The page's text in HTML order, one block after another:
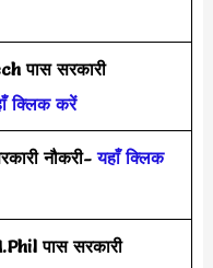
पास सरकारी
क्लिक करें
नौकरी- यहाँ क्लिक
पास सरकारी